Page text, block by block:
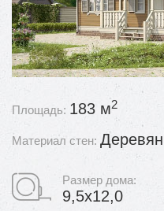
Площадь: 183 м2
Материал стен:
Размер дома:
9,5x12,0